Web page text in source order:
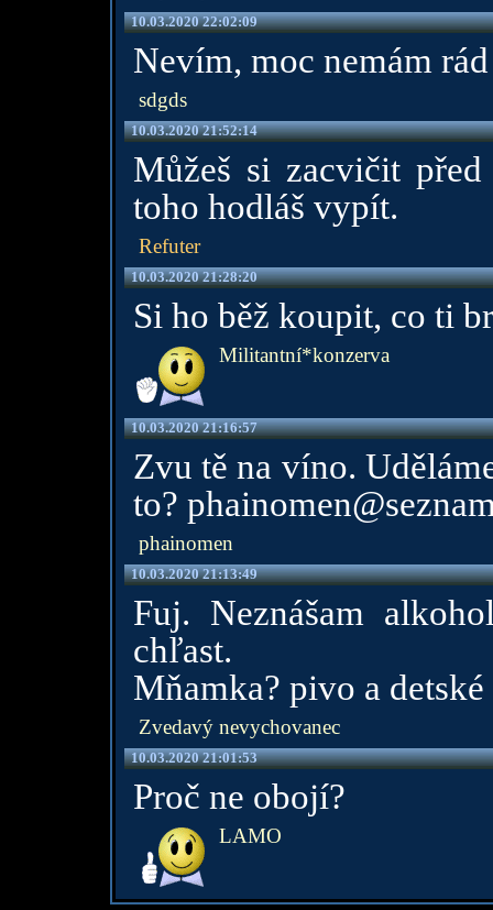
10.03.2020 22:02:09
Nevím, moc nemám
sdgds
10.03.2020 21:52:14
Můžeš si zacvičit
toho hodláš vypít.
Refuter
10.03.2020 21:28:20
Si ho běž koupit, co ti
Militantní*konzerva
10.03.2020 21:16:57
Zvu tě na víno.
to?
phainomen
10.03.2020 21:13:49
Fuj. Neznášam
chľast.
Mňamka? pivo a detské
Zvedavý nevychovanec
10.03.2020 21:01:53
Proč ne obojí?
LAMO